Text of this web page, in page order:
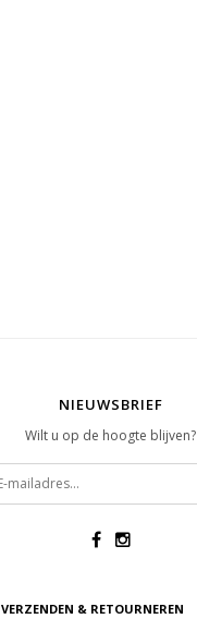
NIEUWSBRIEF
Wilt u op de hoogte blijven?
VERZENDEN & RETOURNEREN